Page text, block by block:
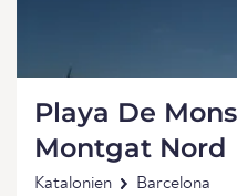
Playa De
Montgat Nord
Katalonien Barcelona